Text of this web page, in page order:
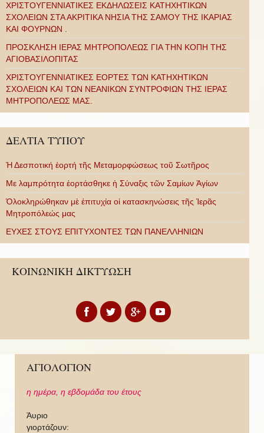
ΧΡΙΣΤΟΥΓΕΝΝΙΑΤΙΚΕΣ ΕΚΔΗΛΩΣΕΙΣ ΚΑΤΗΧΗΤΙΚΩΝ
ΣΧΟΛΕΙΩΝ ΣΤΑ ΑΚΡΙΤΙΚΑ ΝΗΣΙΑ ΤΗΣ ΣΑΜΟΥ ΤΗΣ ΙΚΑΡΙΑΣ
ΚΑΙ ΦΟΥΡΝΩΝ .
ΠΡΟΣΚΛΗΣΗ ΙΕΡΑΣ ΜΗΤΡΟΠΟΛΕΩΣ ΓΙΑ ΤΗΝ ΚΟΠΗ ΤΗΣ
ΑΓΙΟΒΑΣΙΛΟΠΙΤΑΣ
ΧΡΙΣΤΟΥΓΕΝΝΙΑΤΙΚΕΣ ΕΟΡΤΕΣ ΤΩΝ ΚΑΤΗΧΗΤΙΚΩΝ
ΣΧΟΛΕΙΩΝ ΚΑΙ ΤΩΝ ΝΕΑΝΙΚΩΝ ΣΥΝΤΡΟΦΙΩΝ ΤΗΣ ΙΕΡΑΣ
ΜΗΤΡΟΠΟΛΕΩΣ ΜΑΣ.
ΔΕΛΤΙΑ ΤΥΠΟΥ
Ἡ Δεσποτική ἑορτή τῆς Μεταμορφώσεως τοῦ Σωτῆρος
Με λαμπρότητα ἑορτάσθηκε ἡ Σύναξις τῶν Σαμίων Ἁγίων
Ὁλοκληρώθηκαν μὲ ἐπιτυχία οἱ κατασκηνώσεις τῆς Ἱερᾶς
Μητροπόλεώς μας
ΕΥΧΕΣ ΣΤΟΥΣ ΕΠΙΤΥΧΟΝΤΕΣ ΤΩΝ ΠΑΝΕΛΛΗΝΙΩΝ
ΚΟΙΝΩΝΙΚΗ ΔΙΚΤΥΩΣΗ
ΑΓΙΟΛΟΓΙΟΝ
η ημέρα, η εβδομάδα του έτους
Άυριο
γιορτάζουν: